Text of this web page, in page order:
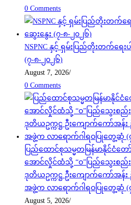
0 Comments
NSPNC နှင့် ရှမ်းပြည်တိုးတက်ရေ
(၇-၈-၂၀၂၆)
August 7, 2026/
0 Comments
ပြည်ထောင်စုသမ္မတမြန်မာနိုင်ငံတေ
အောင်လှိုင်ထံသို့ “ဝ”ပြည်သွေးစည်
ဒုတိယဥက္ကဋ္ဌ ဦးကျောက်ကော်အ
အဖွဲ့က လာရောက်ဂါရဝပြုတွေ့ဆုံ (
August 5, 2026/